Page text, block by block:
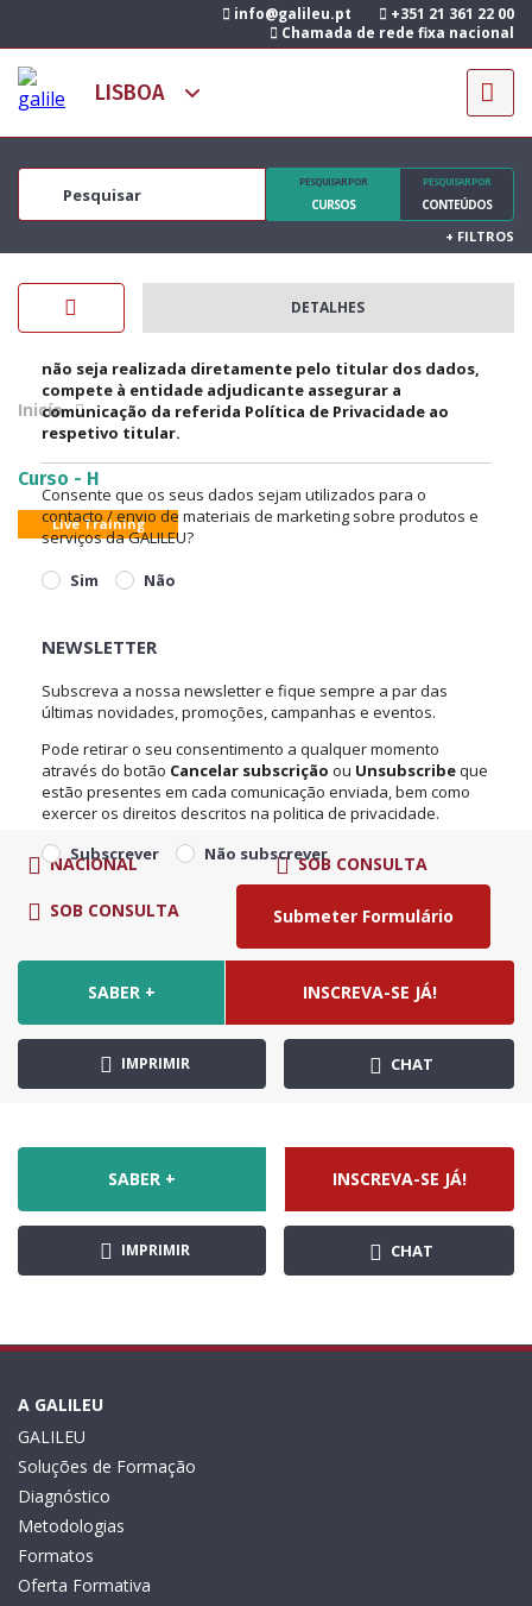
info@galileu.pt
+351 21 361 22 00
Chamada de rede fixa nacional
PESQUISAR POR
CURSOS
PESQUISAR POR
CONTEÚDOS
+ FILTROS
DETALHES
Inicío
Curso - H
Live Training
NACIONAL SOB CONSULTA
SOB CONSULTA €
SABER + INSCREVA-SE JÁ!
IMPRIMIR CHAT
SABER + INSCREVA-SE JÁ!
IMPRIMIR CHAT
Pode retirar o seu consentimento a qualquer momento
através do botãoCancelar subscriçãoouUnsubscribeque
estão presentes em cada comunicação enviada, bem como
exercer os direitos descritos na politica de privacidade.
COMENTÁRIO/QUESTÃO
Os seus dados pessoais são recolhidos em conformidade
A confirmação da adjudicação ou aceitação do serviço
implica a aceitação da nossa
não seja realizada diretamente pelo titular dos dados,
compete à entidade adjudicante assegurar a
comunicação da referida Política de Privacidade ao
respetivo titular.
Consente que os seus dados sejam utilizados para o
contacto / envio de materiais de marketing sobre produtos e
serviços da GALILEU?
Sim
Não
NEWSLETTER
Subscreva a nossa newsletter e fique sempre a par das
últimas novidades, promoções, campanhas e eventos.
Pode retirar o seu consentimento a qualquer momento
através do botão Cancelar subscrição ou Unsubscribeque
estão presentes em cada comunicação enviada, bem como
exercer os direitos descritos na politica de privacidade.
Subscrever
Não subscrever
A GALILEU
GALILEU
Soluções de Formação
Diagnóstico
Metodologias
Formatos
Oferta Formativa